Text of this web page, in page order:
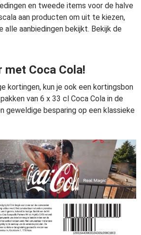
en tweede items voor de halve
aan producten om uit te kiezen,
alle aanbiedingen bekijkt. Bekijk de
met Coca Cola!
kortingen, kun je ook een kortingsbon
van 6 x 33 cl Coca Cola in de
geweldige besparing op een klassieke